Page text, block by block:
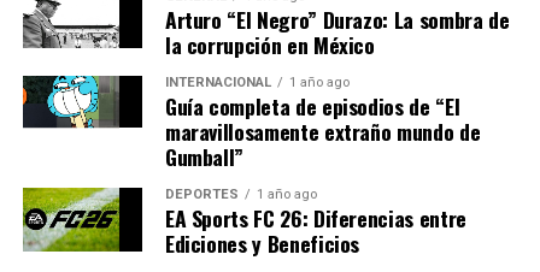
Además, el aumento en la producción de energía
renovable podría reducir significativamente los costos
de electricidad para los consumidores. Según un informe
de la Agencia Internacional de Energía Renovable, los
costos de la energía solar han disminuido un 82% desde
2010, una tendencia que se espera continúe.
Próximos Pasos
Arturo “El Negro” Durazo: La sombra de
la corrupción en México
INTERNACIONAL 1 año ago
Guía completa de episodios de “El
maravillosamente extraño mundo de
Gumball”
DEPORTES 1 año ago
EA Sports FC 26: Diferencias entre
Ediciones y Beneficios